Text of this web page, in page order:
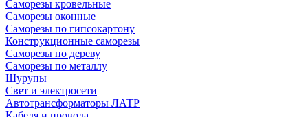
Саморезы кровельные
Саморезы оконные
Саморезы по гипсокартону
Конструкционные саморезы
Саморезы по дереву
Саморезы по металлу
Шурупы
Свет и электросети
Автотрансформаторы ЛАТР